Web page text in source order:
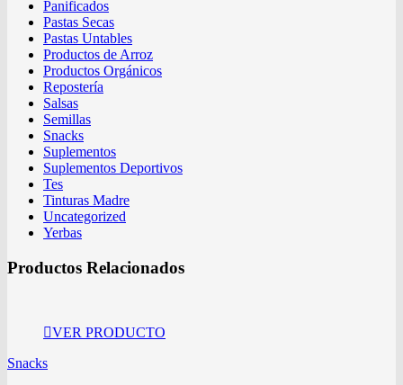
Panificados
Pastas Secas
Pastas Untables
Productos de Arroz
Productos Orgánicos
Repostería
Salsas
Semillas
Snacks
Suplementos
Suplementos Deportivos
Tes
Tinturas Madre
Uncategorized
Yerbas
Productos Relacionados
VER PRODUCTO
Snacks